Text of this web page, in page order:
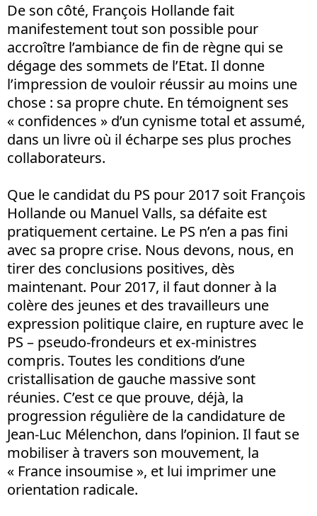
De son côté, François Hollande fait
manifestement tout son possible pour
accroître l’ambiance de fin de règne qui se
dégage des sommets de l’Etat. Il donne
l’impression de vouloir réussir au moins une
chose : sa propre chute. En témoignent ses
« confidences » d’un cynisme total et assumé,
dans un livre où il écharpe ses plus proches
collaborateurs.
Que le candidat du PS pour 2017 soit François
Hollande ou Manuel Valls, sa défaite est
pratiquement certaine. Le PS n’en a pas fini
avec sa propre crise. Nous devons, nous, en
tirer des conclusions positives, dès
maintenant. Pour 2017, il faut donner à la
colère des jeunes et des travailleurs une
expression politique claire, en rupture avec le
PS – pseudo-frondeurs et ex-ministres
compris. Toutes les conditions d’une
cristallisation de gauche massive sont
réunies. C’est ce que prouve, déjà, la
progression régulière de la candidature de
Jean-Luc Mélenchon, dans l’opinion. Il faut se
mobiliser à travers son mouvement, la
« France insoumise », et lui imprimer une
orientation radicale.